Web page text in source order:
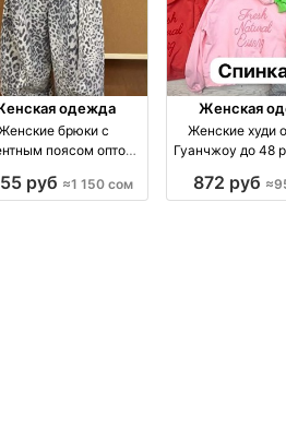
одежда
брюки с
поясом оптом
производстворуб ≈1 150 сом
Женская
Женские худи
Гуанчжоу до 48
872 руб